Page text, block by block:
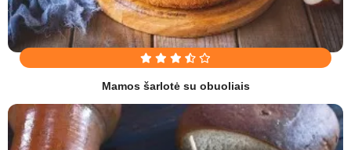
Mamos šarlotė su obuoliais